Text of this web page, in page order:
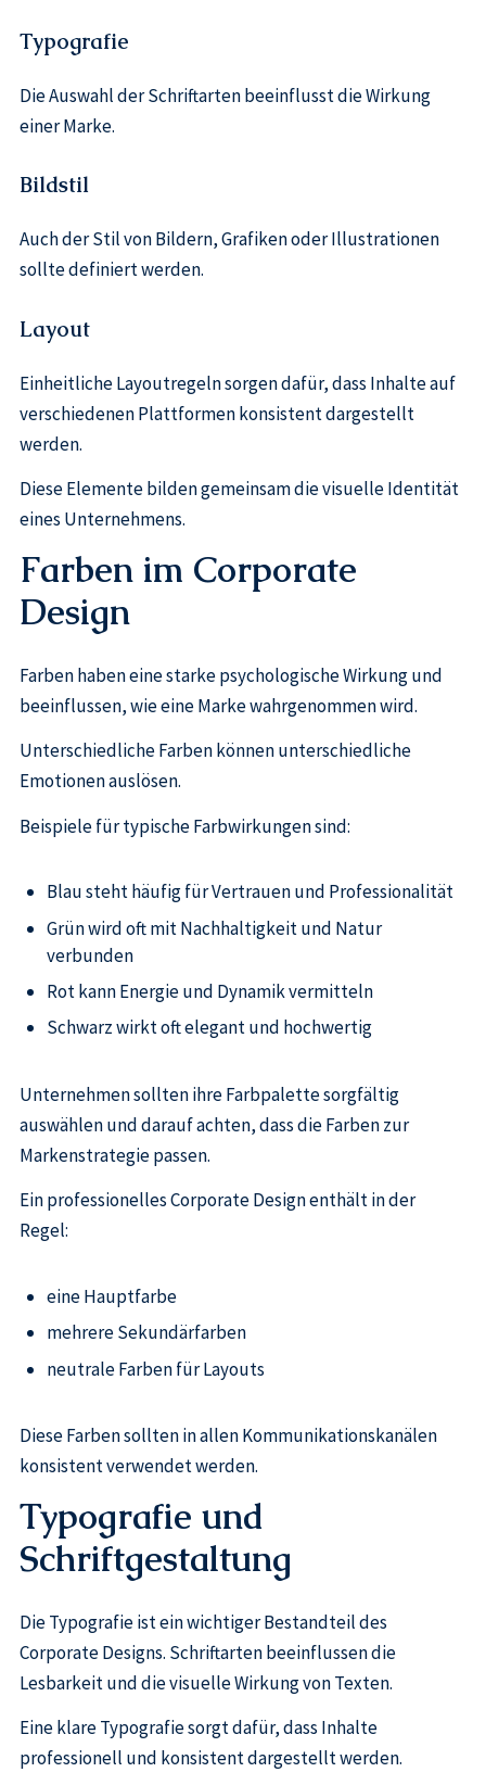
Typografie
Die Auswahl der Schriftarten beeinflusst die Wirkung
einer Marke.
Bildstil
Auch der Stil von Bildern, Grafiken oder Illustrationen
sollte definiert werden.
Layout
Einheitliche Layoutregeln sorgen dafür, dass Inhalte auf
verschiedenen Plattformen konsistent dargestellt
werden.
Diese Elemente bilden gemeinsam die visuelle Identität
eines Unternehmens.
Farben im Corporate
Design
Farben haben eine starke psychologische Wirkung und
beeinflussen, wie eine Marke wahrgenommen wird.
Unterschiedliche Farben können unterschiedliche
Emotionen auslösen.
Beispiele für typische Farbwirkungen sind:
Blau steht häufig für Vertrauen und Professionalität
Grün wird oft mit Nachhaltigkeit und Natur
verbunden
Rot kann Energie und Dynamik vermitteln
Schwarz wirkt oft elegant und hochwertig
Unternehmen sollten ihre Farbpalette sorgfältig
auswählen und darauf achten, dass die Farben zur
Markenstrategie passen.
Ein professionelles Corporate Design enthält in der
Regel:
eine Hauptfarbe
mehrere Sekundärfarben
neutrale Farben für Layouts
Diese Farben sollten in allen Kommunikationskanälen
konsistent verwendet werden.
Typografie und
Schriftgestaltung
Die Typografie ist ein wichtiger Bestandteil des
Corporate Designs. Schriftarten beeinflussen die
Lesbarkeit und die visuelle Wirkung von Texten.
Eine klare Typografie sorgt dafür, dass Inhalte
professionell und konsistent dargestellt werden.